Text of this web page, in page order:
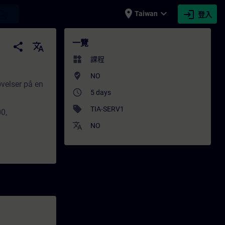
place Taiwan expand_more login 登入
展 | SITRAIN
share
translate
på en
一覽
widgets 課程
where_to_vote NO
access_time 5 days
sell TIA-SERV1
translate NO